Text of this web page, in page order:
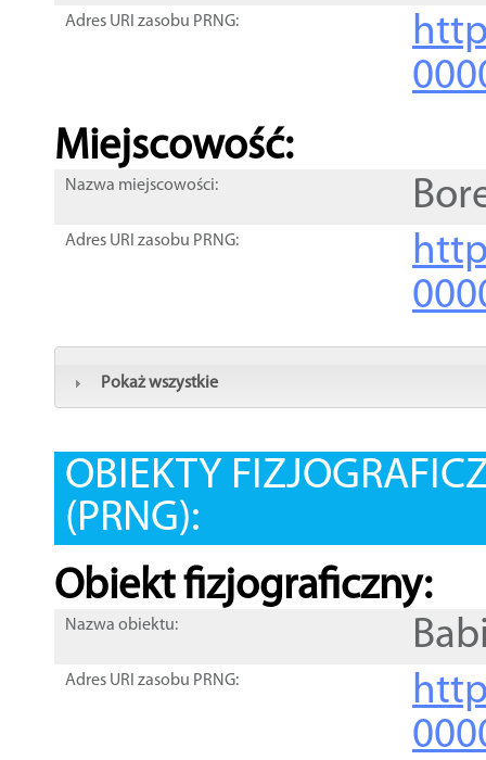
Adres URI zasobu PRNG:
Miejscowość:
Nazwa miejscowości:
Adres URI zasobu PRNG:
Pokaż wszystkie
OBIEKTY
(PRNG):
Obiekt fizjograficzny:
Nazwa obiektu:
Adres URI zasobu PRNG: